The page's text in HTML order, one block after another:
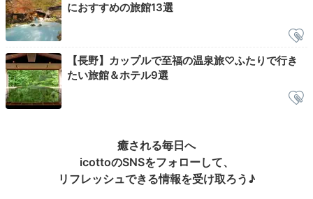
におすすめの旅館13選
【長野】カップルで至福の温泉旅♡ふたりで行き
たい旅館＆ホテル9選
癒される毎日へ
icottoのSNSをフォローして、
リフレッシュできる情報を受け取ろう♪